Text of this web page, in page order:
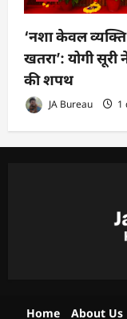
‘नशा केवल व्यक्ति
खतरा’: योगी
की शपथ
JA Bureau 1
Home About Us